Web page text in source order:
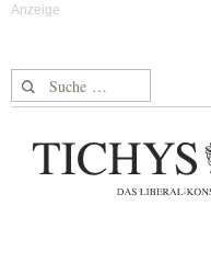
Suche nach: